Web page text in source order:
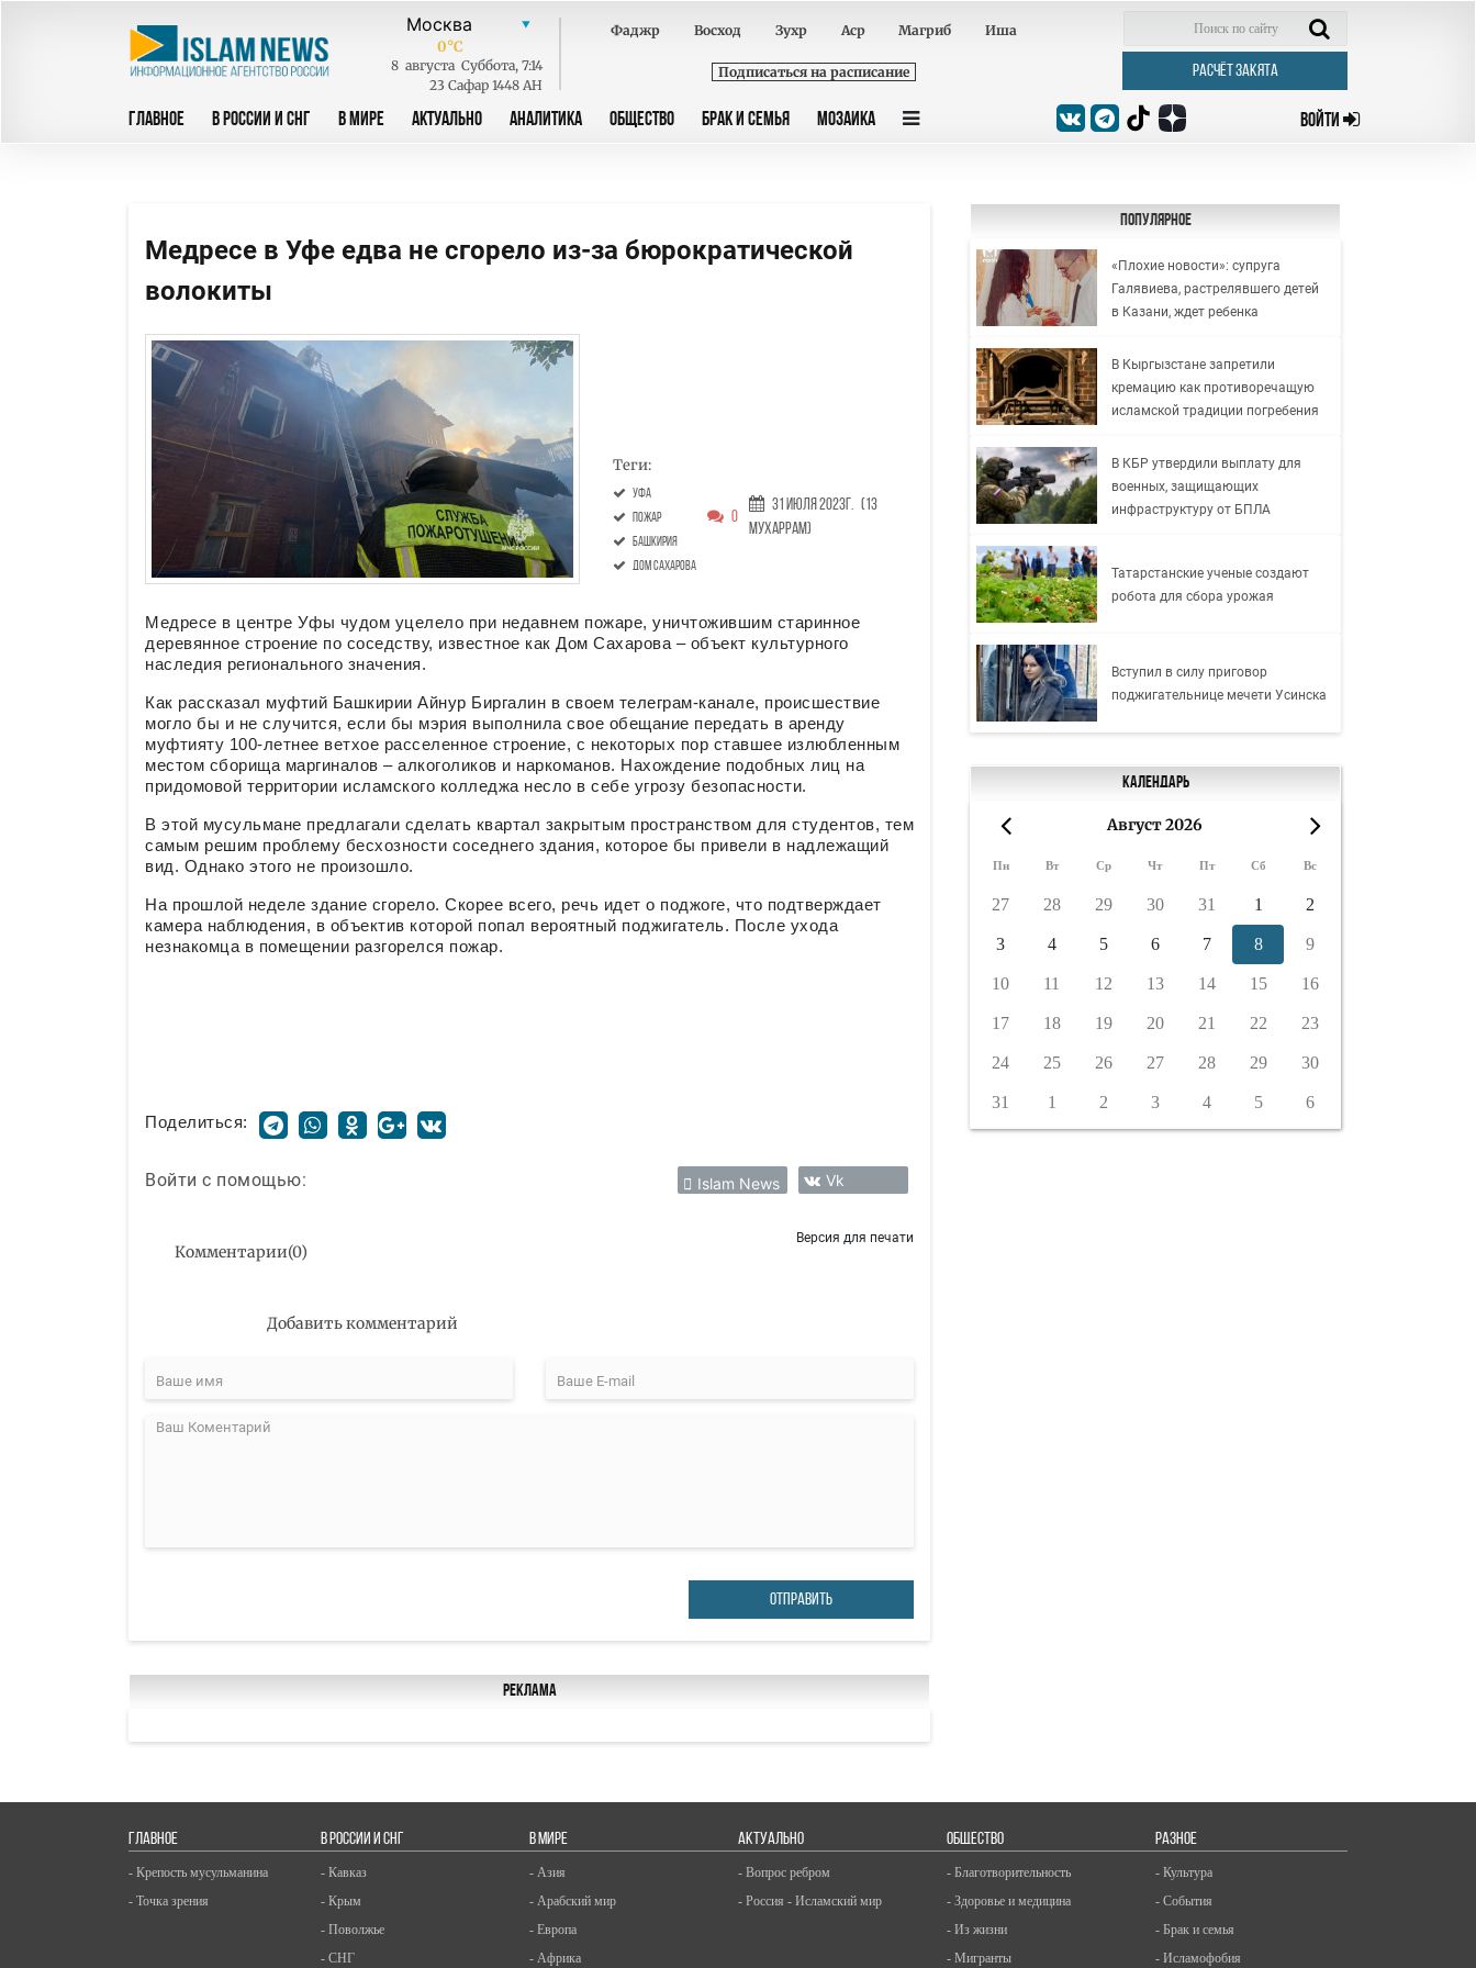
0°C
8 августа Суббота, 7:14
23 Сафар 1448 AH
Фаджр Восход Зухр Аср Магриб Иша
Подписаться на расписание РАСЧЁТ ЗАКЯТА
ГЛАВНОЕ В РОССИИ И СНГ В МИРЕ АКТУАЛЬНО АНАЛИТИКА ОБЩЕСТВО БРАК И СЕМЬЯ МОЗАИКА ВОЙТИ
Медресе в Уфе едва не сгорело из-за бюрократической
волокиты
Теги:
Уфа
пожар
Башкирия
Дом Сахарова
0
31 Июля 2023г. (13
Мухаррам)
Медресе в центре Уфы чудом уцелело при недавнем пожаре, уничтожившим старинное
деревянное строение по соседству, известное как Дом Сахарова – объект культурного
наследия регионального значения.
Как рассказал муфтий Башкирии Айнур Биргалин в своем телеграм-канале, происшествие
могло бы и не случится, если бы мэрия выполнила свое обещание передать в аренду
муфтияту 100-летнее ветхое расселенное строение, с некоторых пор ставшее излюбленным
местом сборища маргиналов – алкоголиков и наркоманов. Нахождение подобных лиц на
придомовой территории исламского колледжа несло в себе угрозу безопасности.
В этой мусульмане предлагали сделать квартал закрытым пространством для студентов, тем
самым решим проблему бесхозности соседнего здания, которое бы привели в надлежащий
вид. Однако этого не произошло.
На прошлой неделе здание сгорело. Скорее всего, речь идет о поджоге, что подтверждает
камера наблюдения, в объектив которой попал вероятный поджигатель. После ухода
незнакомца в помещении разгорелся пожар.
Поделиться:
Войти с помощью: Islam News Vk
Комментарии(0)
Версия для печати
Добавить комментарий
ОТПРАВИТЬ
Реклама
Популярное
«Плохие новости»: супруга
Галявиева, растрелявшего детей
в Казани, ждет ребенка
В Кыргызстане запретили
кремацию как противоречащую
исламской традиции погребения
В КБР утвердили выплату для
военных, защищающих
инфраструктуру от БПЛА
Татарстанские ученые создают
робота для сбора урожая
Вступил в силу приговор
поджигательнице мечети Усинска
Календарь
Август 2026
Пн Вт Ср Чт Пт Сб Вс
27 28 29 30 31 1 2
3 4 5 6 7 8 9
10 11 12 13 14 15 16
17 18 19 20 21 22 23
24 25 26 27 28 29 30
31 1 2 3 4 5 6
ГЛАВНОЕ
- Крепость мусульманина
- Точка зрения
В РОССИИ И СНГ
- Кавказ
- Крым
- Поволжье
- СНГ
В МИРЕ
- Азия
- Арабский мир
- Европа
- Африка
АКТУАЛЬНО
- Вопрос ребром
- Россия - Исламский мир
ОБЩЕСТВО
- Благотворительность
- Здоровье и медицина
- Из жизни
- Мигранты
РАЗНОЕ
- Культура
- События
- Брак и семья
- Исламофобия